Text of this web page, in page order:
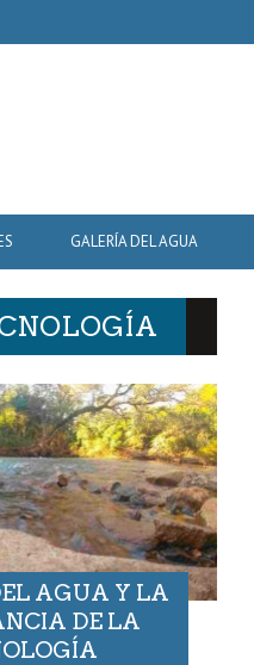
GALERÍA DEL AGUA
AGUA Y LA
DE LA